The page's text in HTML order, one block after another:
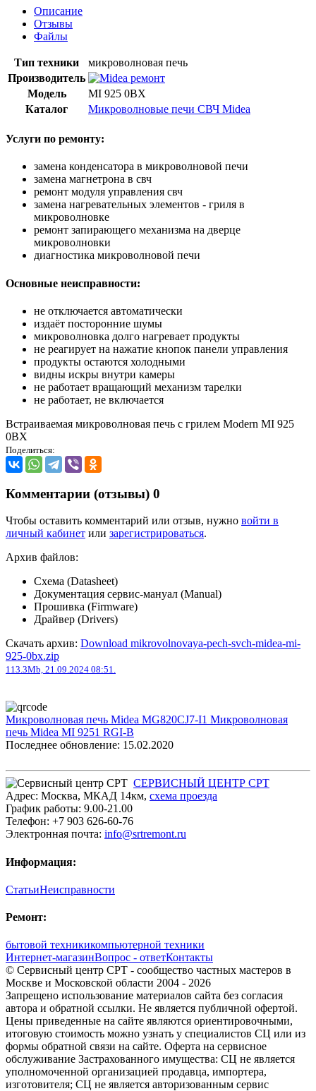
Описание
Отзывы
Файлы
Тип техники
микроволновая печь
Производитель
Модель
MI 925 0BX
Каталог
Микроволновые печи СВЧ Midea
Услуги по ремонту:
замена конденсатора в микроволновой печи
замена магнетрона в свч
ремонт модуля управления свч
замена нагревательных элементов - гриля в
микроволновке
ремонт запирающего механизма на дверце
микроволновки
диагностика микроволновой печи
Основные неисправности:
не отключается автоматически
издаёт посторонние шумы
микроволновка долго нагревает продукты
не реагирует на нажатие кнопок панели управления
продукты остаются холодными
видны искры внутри камеры
не работает вращающий механизм тарелки
не работает, не включается
Встраиваемая микроволновая печь с грилем Modern MI 925
0BX
Поделиться:
Комментарии (отзывы) 0
Чтобы оставить комментарий или отзыв, нужно войти в
личный кабинет или зарегистрироваться.
Архив файлов:
Схема (Datasheet)
Документация сервис-мануал (Manual)
Прошивка (Firmware)
Драйвер (Drivers)
Скачать архив: Download mikrovolnovaya-pech-svch-midea-mi-
925-0bx.zip
113.3Mb, 21.09.2024 08:51.
Микроволновая печь Midea MG820CJ7-I1 Микроволновая
печь Midea MI 9251 RGI-B
Последнее обновление: 15.02.2020
СЕРВИСНЫЙ ЦЕНТР СРТ
Адрес: Москва, МКАД 14км, cхема проезда
График работы: 9.00-21.00
Телефон: +7 903 626-60-76
Электронная почта: info@srtremont.ru
Информация:
СтатьиНеисправности
Ремонт:
бытовой техникикомпьютерной техники
Интернет-магазинВопрос - ответКонтакты
© Сервисный центр СРТ - сообщество частных мастеров в
Москве и Московской области 2004 - 2026
Запрещено использование материалов сайта без согласия
автора и обратной ссылки. Не является публичной офертой.
Цены приведенные на сайте являются ориентировочными,
итоговую стоимость можно узнать у специалистов СЦ или из
формы обратной связи на сайте. Оферта на сервисное
обслуживание Застрахованного имущества: СЦ не является
уполномоченной организацией продавца, импортера,
изготовителя; СЦ не является авторизованным сервис